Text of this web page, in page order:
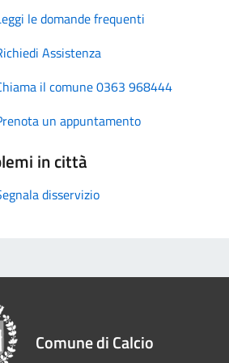
le domande frequenti
Assistenza
il comune 0363 968444
un appuntamento
in città
disservizio
Comune di Calcio